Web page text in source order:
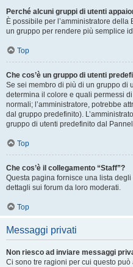
Perché alcuni gruppi di utenti
È possibile per l’amministratore
un gruppo per rendere più semplice
Top
Che cos’è un gruppo di utenti
Se sei membro di più di un gruppo di
determina il colore e quali permessi
normali; l’amministratore, potrebbe
dal gruppo predefinito).
gruppo di utenti predefinito dal
Top
Che cos’è il collegamento “Staff”?
Questa pagina fornisce una lista
dettagli sui forum da loro moderati.
Top
Messaggi privati
Non riesco ad inviare messaggi
Ci sono tre ragioni per cui questo